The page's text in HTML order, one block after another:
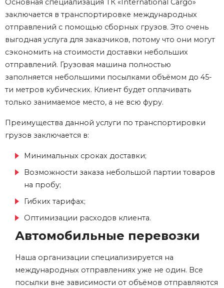
Основная специализация ТК «International Cargo»
заключается в транспортировке международных
отправлений с помощью сборных грузов. Это очень
выгодная услуга для заказчиков, потому что они могут
сэкономить на стоимости доставки небольших
отправлений. Грузовая машина полностью
заполняется небольшими посылками объёмом до 45-
ти метров кубических. Клиент будет оплачивать
только занимаемое место, а не всю фуру.
Преимущества данной услуги по транспортировки
грузов заключается в:
Минимальных сроках доставки;
Возможности заказа небольшой партии товаров
на пробу;
Гибких тарифах;
Оптимизации расходов клиента.
Автомобильные перевозки
Наша организации специализируется на
международных отправлениях уже не один. Все
посылки вне зависимости от объёмов отправляются